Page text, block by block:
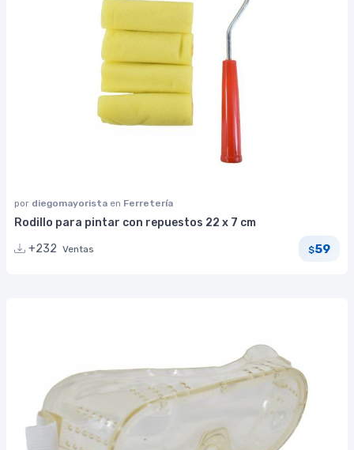
por diegomayorista en Ferretería
Rodillo para pintar con repuestos 22 x 7 cm
+232 Ventas $59